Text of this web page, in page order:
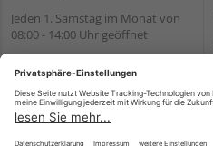
Jeden 1. Samstag im Monat von
08:00 - 14:00 Uhr geöffnet
weiter
Tel.:+49 2351 90330
E-Mail: shop@holz-eick.de